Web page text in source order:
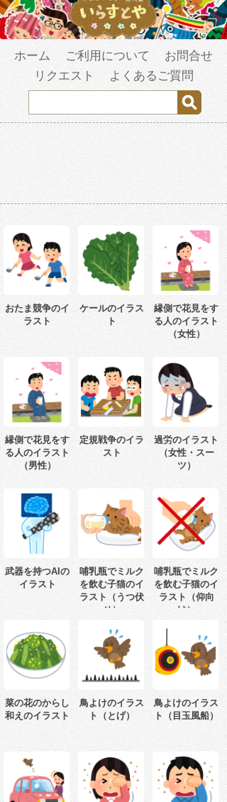
ホーム ご利用について
お問合せ
リクエスト
よくあるご質問
おたま競争のイ
ラスト
ケールのイラス
ト
縁側で花見をす
る人のイラスト
（女性）
縁側で花見をす
る人のイラスト
（男性）
定規戦争のイラ
スト
過労のイラスト
（女性・スー
ツ）
武器を持つAIの
イラスト
哺乳瓶でミルク
を飲む子猫のイ
ラスト（うつ伏
せ）
哺乳瓶でミルク
を飲む子猫のイ
ラスト（仰向
け）
菜の花のからし
和えのイラスト
鳥よけのイラス
ト（とげ）
鳥よけのイラス
ト（目玉風船）